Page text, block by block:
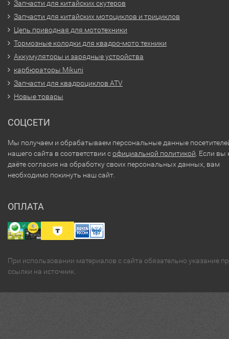
Запчасти для китайских скутеров
Запчасти для китайских мотоциклов и трициклов
Цепь приводная для мототехники
Тормозные колодки для квадро-мото техники
Аккумуляторы и зарядные устройства
карбюраторы Mikuni
Запчасти для квадроциклов ATV
Новые товары
СОЦСЕТИ
Мы получаем и обрабатываем персональные данные
нашего сайта в соответствии софициальной политикой . Если вы
даёте согласия на обработку своих персональных данных, вам
необходимо покинуть наш сайт.
ОПЛАТА
При использовании материалов с сайта обязательно указание
ссылки на источник.